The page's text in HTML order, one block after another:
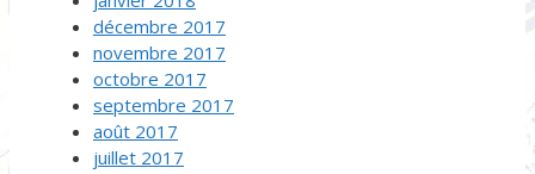
décembre 2017
novembre 2017
octobre 2017
septembre 2017
août 2017
juillet 2017